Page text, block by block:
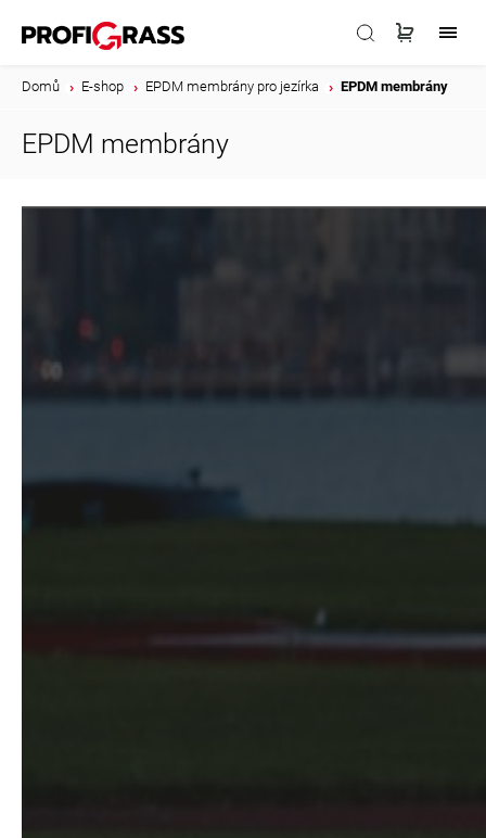
Domů E-shop EPDM membrány pro jezírka EPDM membrány
EPDM membrány